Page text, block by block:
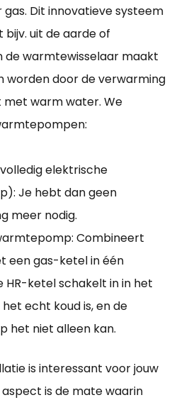
Dit innovatieve systeem
uit de aarde of
warmtewisselaar maakt
worden door de verwarming
warm water. We
elektrische
Je hebt dan geen
meer nodig.
Combineert
een gas-ketel in één
HR-ketel schakelt in in het
echt koud is, en de
het niet alleen kan.
is interessant voor jouw
aspect is de mate waarin